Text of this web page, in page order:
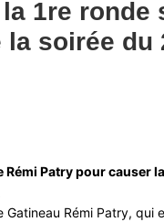
1re ronde
soirée du
Rémi Patry pour causer
Gatineau Rémi Patry, qui